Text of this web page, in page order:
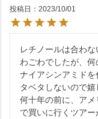
投稿日
2023/10/01
レチノールは合わ
わごわでしたが、
ナイアシンアミド
タベタしないので嬉
何十年の前に、ア
で買いに行くツア